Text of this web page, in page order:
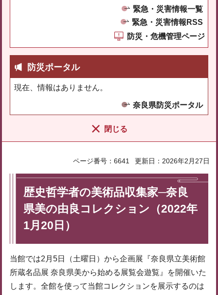
緊急・災害情報一覧
緊急・災害情報RSS
防災・危機管理ページ
防災ポータル
現在、情報はありません。
奈良県防災ポータル
閉じる
ページ番号：6641 更新日：2026年2月27日
歴史哲学者の美術品収集家─奈良
県美の由良コレクション（2022年
1月20日）
当館では2月5日（土曜日）から企画展『奈良県立美術館
所蔵名品展 奈良県美から始める展覧会遊覧』を開催いた
します。全館を使って当館コレクションを展示するのは